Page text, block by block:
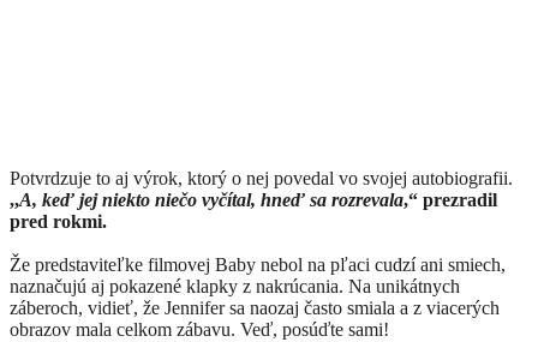
Potvrdzuje to aj výrok, ktorý o nej povedal vo svojej autobiografii.
,,A, keď jej niekto niečo vyčítal, hneď sa rozrevala,“ prezradil
pred rokmi.
Že predstaviteľke filmovej Baby nebol na pľaci cudzí ani smiech,
naznačujú aj pokazené klapky z nakrúcania. Na unikátnych
záberoch, vidieť, že Jennifer sa naozaj často smiala a z viacerých
obrazov mala celkom zábavu. Veď, posúďte sami!